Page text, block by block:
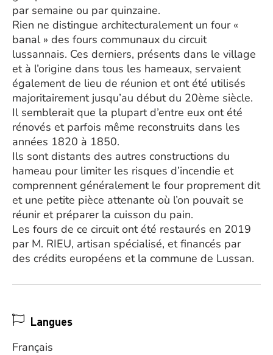
par semaine ou par quinzaine.
Rien ne distingue architecturalement un four «
banal » des fours communaux du circuit
lussannais. Ces derniers, présents dans le village
et à l’origine dans tous les hameaux, servaient
également de lieu de réunion et ont été utilisés
majoritairement jusqu’au début du 20ème siècle.
Il semblerait que la plupart d’entre eux ont été
rénovés et parfois même reconstruits dans les
années 1820 à 1850.
Ils sont distants des autres constructions du
hameau pour limiter les risques d’incendie et
comprennent généralement le four proprement dit
et une petite pièce attenante où l’on pouvait se
réunir et préparer la cuisson du pain.
Les fours de ce circuit ont été restaurés en 2019
par M. RIEU, artisan spécialisé, et financés par
des crédits européens et la commune de Lussan.
Langues
Français